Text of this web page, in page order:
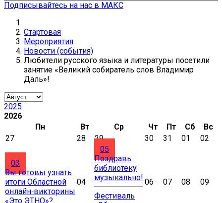
Подписывайтесь на нас в МАКС
Стартовая
Мероприятия
Новости (события)
Любители русского языка и литературы посетили
занятие «Великий собиратель слов Владимир
Даль»!
2025
2026
Пн
Вт Ср Чт Пт Сб
Вс
27
28 29 30 31 01 02
03
Вы готовы узнать
итоги Областной
онлайн‑викторины
«Это ЭТНО»?
04
05
Поздравь
библиотеку
музыкально!
Фестиваль
06 07 08 09